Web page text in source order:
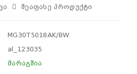
Შეაფასე Პროდუქტი
MG30T5018AK/BW
al_123035
მარაგშია